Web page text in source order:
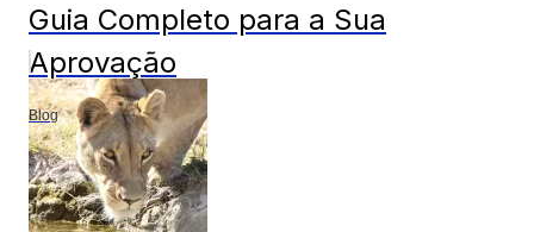
Guia Completo para a Sua
Aprovação
Blog